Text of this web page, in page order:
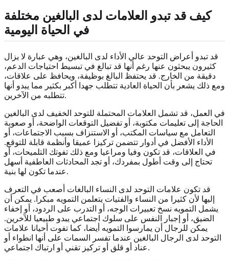
كيف قد تبدو العلامات لدى البالغين مختلفة
في الحياة اليومية
قد تبدو أعراض التوحد عالي الأداء لدى البالغين، وهي عبارة لا يزال
كثيرون يبحثون عنها رغم أنها قد تبالغ في تبسيط احتياجات الدعم،
دقيقة من الخارج. قد يحتفظ البالغ بوظيفة، ويحافظ على علاقات،
ومع ذلك يشعر بأن الحياة العادية تتطلب جهدا أكبر بكثير مما يبدو أنها
تتطلبه من الآخرين.
في العمل، قد تشمل العلامات المحتملة للتوحد الخفيف لدى البالغين
الحاجة إلى تعليمات مكتوبة، أو تفضيل التوقعات الواضحة، أو صعوبة
التعامل مع سياسات المكتب، أو الاستنزاف بسبب الاجتماعات، أو
الأداء الأفضل في أدوار تتضمن تركيزا عميقا وأنظمة قابلة للتوقع.
في العلاقات، قد تكون وفيا ومراعيا ومع ذلك تفوتك التلميحات، أو
تحتاج إلى وقت أطول بمفردك، أو تجد المحادثات العاطفية أسهل
عندما تكون لها بنية.
قد تكون علامات التوحد لدى النساء البالغات أصعب في التعرف
إليها لأن كثيرا من النساء والفتيات يتعلمن التمويه مبكرا. يمكن أن
يشمل التمويه نسخ تعبيرات الوجه، أو التدرب على الردود، أو إخفاء
الضيق، أو إجبار النفس على سلوك اجتماعي يبدو طبيعيا للآخرين.
يمكن للرجال أن يمارسوا التمويه أيضا، كما تفوت أحيانا علامات
التوحد لدى الرجال البالغين عندما تفسر السمات على أنها انطواء أو
عناد أو قلق أو تركيز تقني أو ارتباك اجتماعي.